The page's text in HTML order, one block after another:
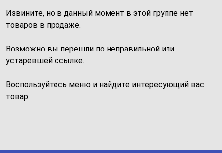
Извините, но в данный момент в этой группе нет
товаров в продаже.
Возможно вы перешли по неправильной или
устаревшей ссылке.
Воспользуйтесь меню и найдите интересующий вас
товар.